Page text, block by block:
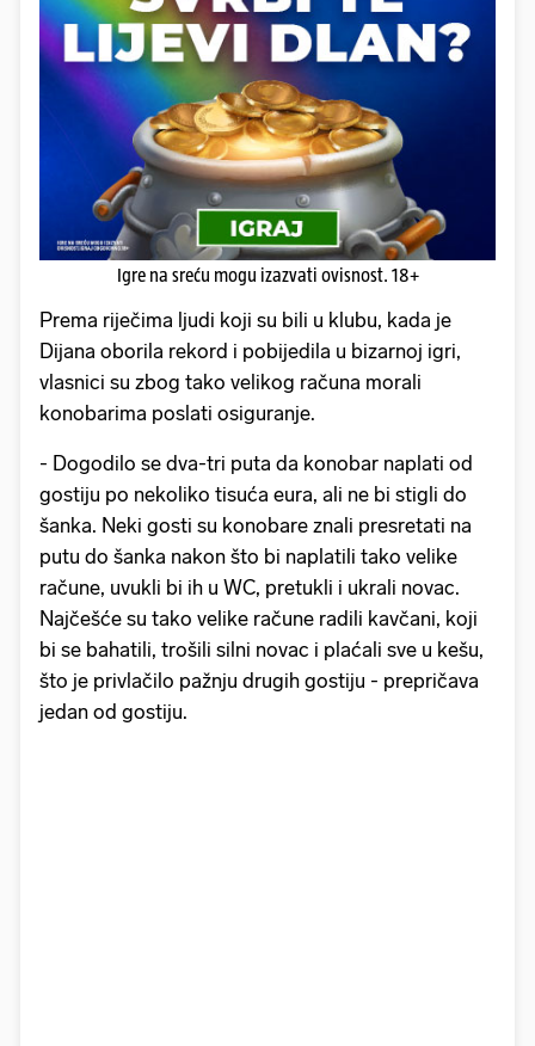
Igre na sreću mogu izazvati ovisnost. 18+
Prema riječima ljudi koji su bili u klubu, kada je
Dijana oborila rekord i pobijedila u bizarnoj igri,
vlasnici su zbog tako velikog računa morali
konobarima poslati osiguranje.
- Dogodilo se dva-tri puta da konobar naplati od
gostiju po nekoliko tisuća eura, ali ne bi stigli do
šanka. Neki gosti su konobare znali presretati na
putu do šanka nakon što bi naplatili tako velike
račune, uvukli bi ih u WC, pretukli i ukrali novac.
Najčešće su tako velike račune radili kavčani, koji
bi se bahatili, trošili silni novac i plaćali sve u kešu,
što je privlačilo pažnju drugih gostiju - prepričava
jedan od gostiju.